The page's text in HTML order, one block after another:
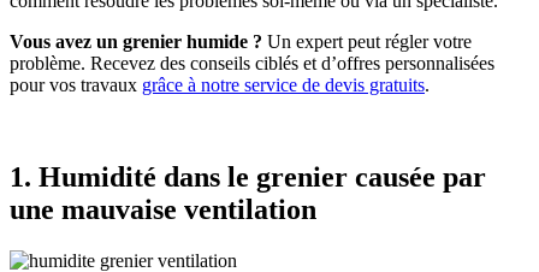
Vous avez un grenier humide ? Un expert peut régler votre
problème. Recevez des conseils ciblés et d’offres personnalisées
pour vos travaux grâce à notre service de devis gratuits.
1. Humidité dans le grenier causée par
une mauvaise ventilation